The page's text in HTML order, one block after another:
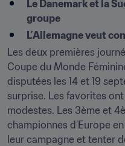
Le Danemark et la
groupe
L’Allemagne veut
Les deux premières
Coupe du Monde
disputées les 14 et 19
surprise. Les favorites
modestes. Les 3ème et
championnes d’Europe
leur campagne et tenter